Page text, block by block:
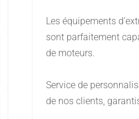
Les équipements
sont parfaitement
de moteurs.
Service de
de nos clients,